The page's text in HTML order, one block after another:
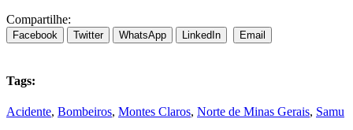
Compartilhe:
Facebook Twitter WhatsApp LinkedIn Email
Tags:
Acidente, Bombeiros, Montes Claros, Norte de Minas Gerais, Samu